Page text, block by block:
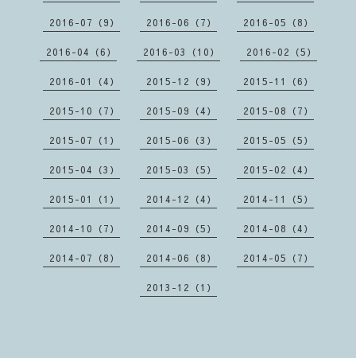
2016-07（9） 2016-06（7） 2016-05（8）
2016-04（6） 2016-03（10） 2016-02（5）
2016-01（4） 2015-12（9） 2015-11（6）
2015-10（7） 2015-09（4） 2015-08（7）
2015-07（1） 2015-06（3） 2015-05（5）
2015-04（3） 2015-03（5） 2015-02（4）
2015-01（1） 2014-12（4） 2014-11（5）
2014-10（7） 2014-09（5） 2014-08（4）
2014-07（8） 2014-06（8） 2014-05（7）
2013-12（1）